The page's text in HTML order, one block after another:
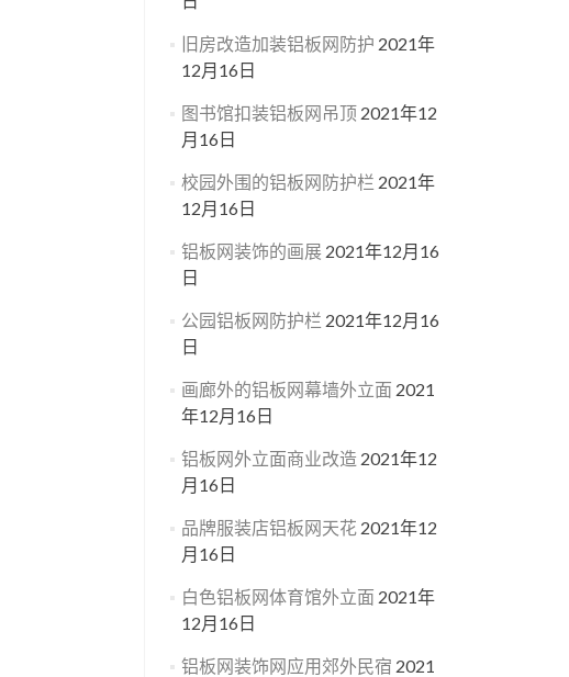
旧房改造加装铝板网防护 2021年
12月16日
图书馆扣装铝板网吊顶 2021年12
月16日
校园外围的铝板网防护栏 2021年
12月16日
铝板网装饰的画展 2021年12月16
日
公园铝板网防护栏 2021年12月16
日
画廊外的铝板网幕墙外立面 2021
年12月16日
铝板网外立面商业改造 2021年12
月16日
品牌服装店铝板网天花 2021年12
月16日
白色铝板网体育馆外立面 2021年
12月16日
铝板网装饰网应用郊外民宿 2021